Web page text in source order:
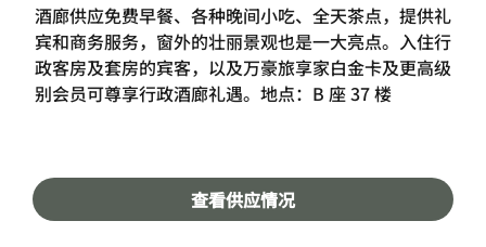
查看供应情况
酒廊供应免费早餐、各种晚间小吃、全天茶点，提供礼
宾和商务服务，窗外的壮丽景观也是一大亮点。入住行
政客房及套房的宾客，以及万豪旅享家白金卡及更高级
别会员可尊享行政酒廊礼遇。地点：B 座 37 楼
礼赏